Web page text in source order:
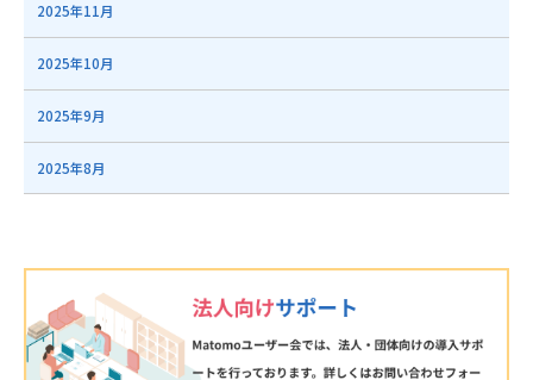
2025年11月
2025年10月
2025年9月
2025年8月